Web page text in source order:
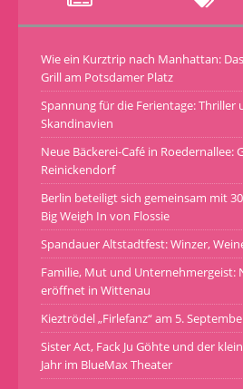
Wie ein Kurztrip nach Manhattan:
Grill am Potsdamer Platz
Spannung für die Ferientage: Thriller
Skandinavien
Neue Bäckerei-Café in Roedernallee:
Reinickendorf
Berlin beteiligt sich gemeinsam mit
Big Weigh In von Flossie
Spandauer Altstadtfest: Winzer,
Familie, Mut und Unternehmergeist:
eröffnet in Wittenau
Kieztrödel „Firlefanz“ am 5.
Sister Act, Fack Ju Göhte und der
Jahr im BlueMax Theater